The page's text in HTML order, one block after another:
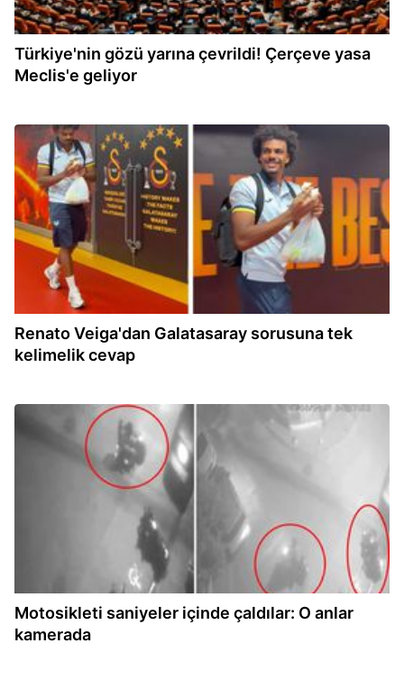
Türkiye'nin gözü yarına çevrildi! Çerçeve yasa
Meclis'e geliyor
14:02
Renato Veiga'dan Galatasaray sorusuna tek
kelimelik cevap
Motosikleti saniyeler içinde çaldılar: O anlar
kamerada